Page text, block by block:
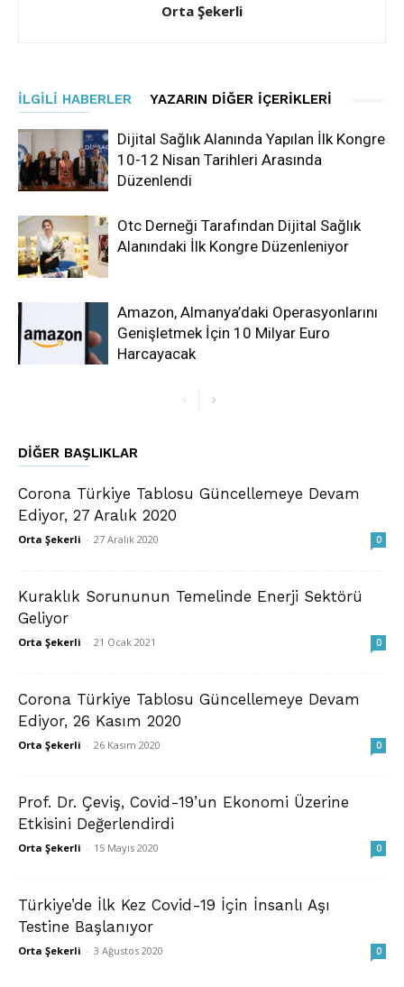
Orta Şekerli
İLGILI HABERLER YAZARIN DIĞER İÇERIKLERI
Dijital Sağlık Alanında Yapılan İlk Kongre
10-12 Nisan Tarihleri Arasında
Düzenlendi
Otc Derneği Tarafından Dijital Sağlık
Alanındaki İlk Kongre Düzenleniyor
Amazon, Almanya’daki Operasyonlarını
Genişletmek İçin 10 Milyar Euro
Harcayacak
DIĞER BAŞLIKLAR
Corona Türkiye Tablosu Güncellemeye Devam
Ediyor, 27 Aralık 2020
Orta Şekerli - 27 Aralık 2020 0
Kuraklık Sorununun Temelinde Enerji Sektörü
Geliyor
Orta Şekerli - 21 Ocak 2021 0
Corona Türkiye Tablosu Güncellemeye Devam
Ediyor, 26 Kasım 2020
Orta Şekerli - 26 Kasım 2020 0
Prof. Dr. Çeviş, Covid-19’un Ekonomi Üzerine
Etkisini Değerlendirdi
Orta Şekerli - 15 Mayıs 2020 0
Türkiye’de İlk Kez Covid-19 İçin İnsanlı Aşı
Testine Başlanıyor
Orta Şekerli - 3 Ağustos 2020 0